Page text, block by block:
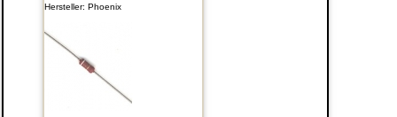
Hersteller: Phoenix